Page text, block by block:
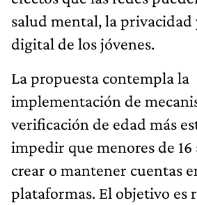
salud mental, la privacidad
digital de los jóvenes.
La propuesta contempla la
implementación de
verificación de edad más
impedir que menores de 16
crear o mantener cuentas
plataformas. El objetivo es